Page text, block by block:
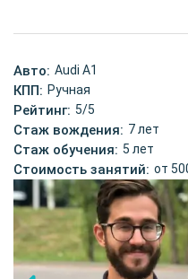
Авто: Audi A1
КПП: Ручная
Рейтинг: 5/5
Стаж вождения: 7 лет
Стаж обучения: 5 лет
Стоимость занятий: от